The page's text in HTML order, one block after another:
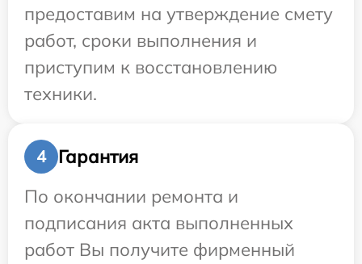
предоставим на утверждение смету
работ, сроки выполнения и
приступим к восстановлению
техники.
4
Гарантия
По окончании ремонта и
подписания акта выполненных
работ Вы получите фирменный